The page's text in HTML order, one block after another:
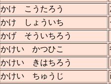
かけ こうたろう
かけ しょういち
かげ そういちろう
かけい かつひこ
かけい きはちろう
かけい ちゅうじ